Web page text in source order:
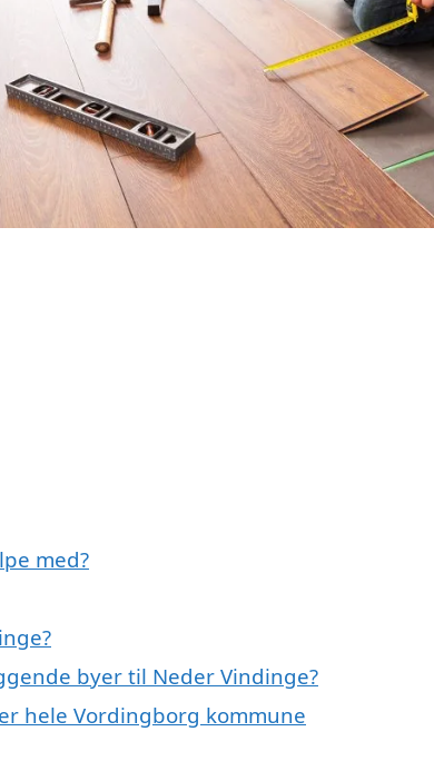
med?
byer til Neder Vindinge?
hele Vordingborg kommune